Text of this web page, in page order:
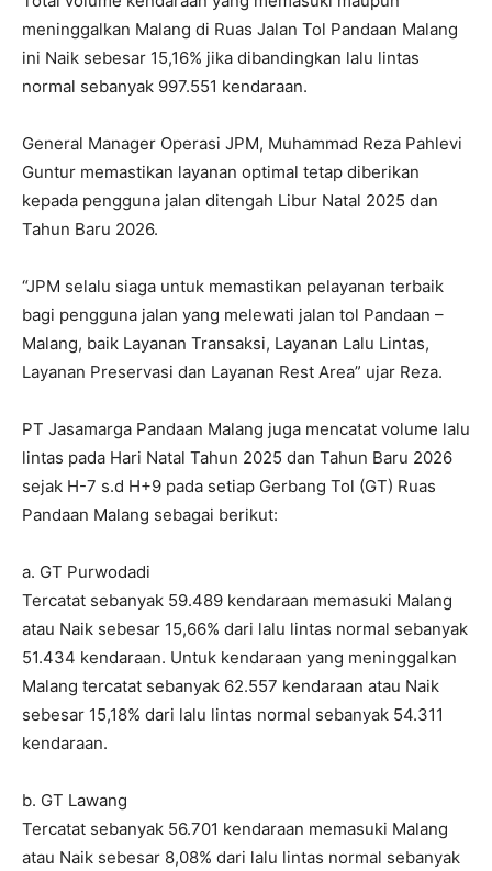
meninggalkan Malang di Ruas Jalan Tol Pandaan Malang
ini Naik sebesar 15,16% jika dibandingkan lalu lintas
normal sebanyak 997.551 kendaraan.
General Manager Operasi JPM, Muhammad Reza Pahlevi
Guntur memastikan layanan optimal tetap diberikan
kepada pengguna jalan ditengah Libur Natal 2025 dan
Tahun Baru 2026.
“JPM selalu siaga untuk memastikan pelayanan terbaik
bagi pengguna jalan yang melewati jalan tol Pandaan –
Malang, baik Layanan Transaksi, Layanan Lalu Lintas,
Layanan Preservasi dan Layanan Rest Area” ujar Reza.
PT Jasamarga Pandaan Malang juga mencatat volume lalu
lintas pada Hari Natal Tahun 2025 dan Tahun Baru 2026
sejak H-7 s.d H+9 pada setiap Gerbang Tol (GT) Ruas
Pandaan Malang sebagai berikut:
a. GT Purwodadi
Tercatat sebanyak 59.489 kendaraan memasuki Malang
atau Naik sebesar 15,66% dari lalu lintas normal sebanyak
51.434 kendaraan. Untuk kendaraan yang meninggalkan
Malang tercatat sebanyak 62.557 kendaraan atau Naik
sebesar 15,18% dari lalu lintas normal sebanyak 54.311
kendaraan.
b. GT Lawang
Tercatat sebanyak 56.701 kendaraan memasuki Malang
atau Naik sebesar 8,08% dari lalu lintas normal sebanyak